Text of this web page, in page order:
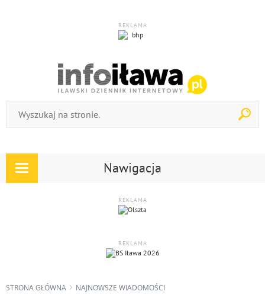
REKLAMA
Nawigacja
Rozwiń
REKLAMA
REKLAMA
STRONA GŁÓWNA NAJNOWSZE WIADOMOŚCI